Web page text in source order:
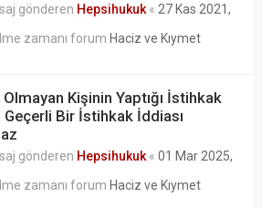
gönderen Hepsihukuk « 27 Kas 2021,
zamanı forum Haciz ve Kıymet
Kişinin Yaptığı İstihkak
Geçerli Bir İstihkak İddiası
gönderen Hepsihukuk « 01 Mar 2025,
zamanı forum Haciz ve Kıymet